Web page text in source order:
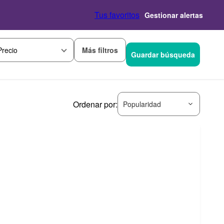
Tus favoritos Gestionar alertas
Más filtros Guardar búsqueda
Ordenar por: Popularidad